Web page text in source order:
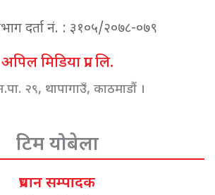
दर्ता नं. : ३१०५/२०७८-०७९
अपिल मिडिया प्रा. लि.
२९, थापागाउँ, काठमाडौं ।
टिम योबेला
प्रधान सम्पादक